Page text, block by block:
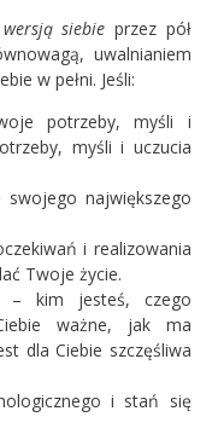
siebie przez pół
uwalnianiem
w pełni. Jeśli:
potrzeby, myśli i
myśli i uczucia
największego
i realizowania
Twoje życie.
– kim jesteś, czego
ważne, jak ma
dla Ciebie szczęśliwa
i stań się